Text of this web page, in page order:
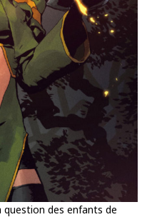
question des enfants de